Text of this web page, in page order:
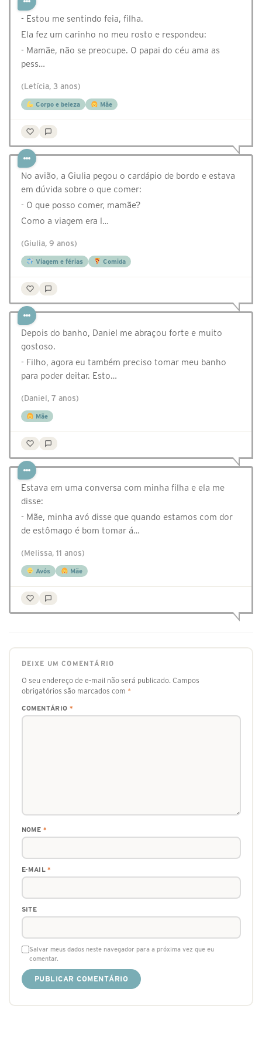
- Estou me sentindo feia, filha.
Ela fez um carinho no meu rosto e respondeu:
- Mamãe, não se preocupe. O papai do céu ama as
pess…
(Letícia, 3 anos)
Corpo e beleza Mãe
No avião, a Giulia pegou o cardápio de bordo e estava
em dúvida sobre o que comer:
- O que posso comer, mamãe?
Como a viagem era l…
(Giulia, 9 anos)
Viagem e férias Comida
Depois do banho, Daniel me abraçou forte e muito
gostoso.
- Filho, agora eu também preciso tomar meu banho
para poder deitar. Esto…
(Daniel, 7 anos)
Mãe
Estava em uma conversa com minha filha e ela me
disse:
- Mãe, minha avó disse que quando estamos com dor
de estômago é bom tomar á…
(Melissa, 11 anos)
Avós Mãe
DEIXE UM COMENTÁRIO
O seu endereço de e-mail não será publicado. Campos
obrigatórios são marcados com *
COMENTÁRIO *
NOME *
E-MAIL*
SITE
Salvar meus dados neste navegador para a próxima vez que eu
comentar.